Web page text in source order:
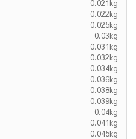
0.021kg
0.022kg
0.025kg
0.03kg
0.031kg
0.032kg
0.034kg
0.036kg
0.038kg
0.039kg
0.04kg
0.041kg
0.045kg